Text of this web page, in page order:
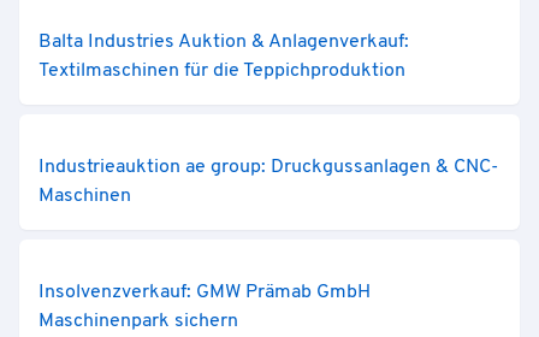
Balta Industries Auktion & Anlagenverkauf:
Textilmaschinen für die Teppichproduktion
Industrieauktion ae group: Druckgussanlagen & CNC-
Maschinen
Insolvenzverkauf: GMW Prämab GmbH
Maschinenpark sichern